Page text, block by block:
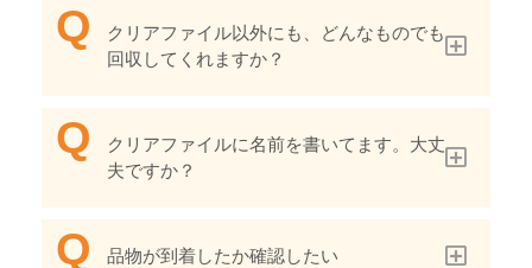
クリアファイル以外にも、どんなものでも
回収してくれますか？
クリアファイルに名前を書いてます。大丈
夫ですか？
品物が到着したか確認したい